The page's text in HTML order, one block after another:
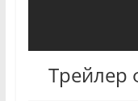
Трейлер